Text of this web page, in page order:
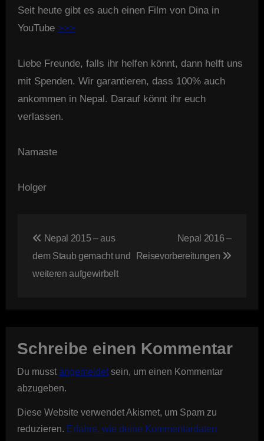
Seit heute gibt es auch einen Film von Dina in
YouTube >>>
Liebe Freunde, falls ihr helfen könnt, dann helft uns
mit Spenden. Wir garantieren, dass 100% auch
ankommen in Nepal. Darauf könnt ihr euch
verlassen.
Namaste
Holger
Nepal 2015 – aus
dem Staub gemacht und
weiteren aufgewirbelt
Nepal 2016 –
Reisevorbereitungen
Schreibe einen Kommentar
Du musst angemeldetsein, um einen Kommentar
abzugeben.
Diese Website verwendet Akismet, um Spam zu
reduzieren. Erfahre, wie deine Kommentardaten